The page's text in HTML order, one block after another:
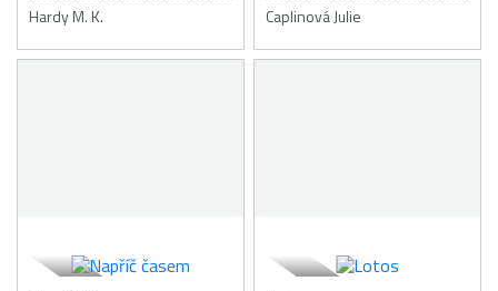
Hardy M. K. Caplinová Julie